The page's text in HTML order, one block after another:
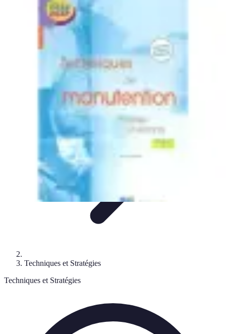
Legends Basket
Histoire des LégendesStratégie et Techniques
Records et Performances
Legends Basket
Techniques et Stratégies
Techniques et Stratégies